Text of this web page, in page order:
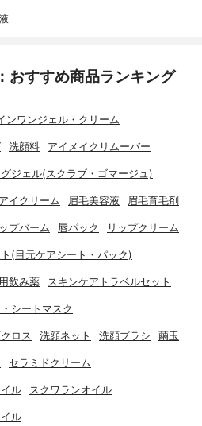
おすすめ商品ランキング
ンワンジェル・クリーム
洗顔料 アイメイクリムーバー
ジェル(スクラブ・ゴマージュ)
アイクリーム 眉毛美容液 眉毛育毛剤
プバーム 唇パック リップクリーム
(目元ケアシート・パック)
飲み薬 スキンケアトラベルセット
シートマスク
ロス 洗顔ネット 洗顔ブラシ 繭玉
セラミドクリーム
ル スクワランオイル
ル